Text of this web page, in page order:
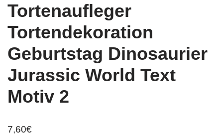
Tortenaufleger
Tortendekoration
Geburtstag Dinosaurier
Jurassic World Text
Motiv 2
7,60€